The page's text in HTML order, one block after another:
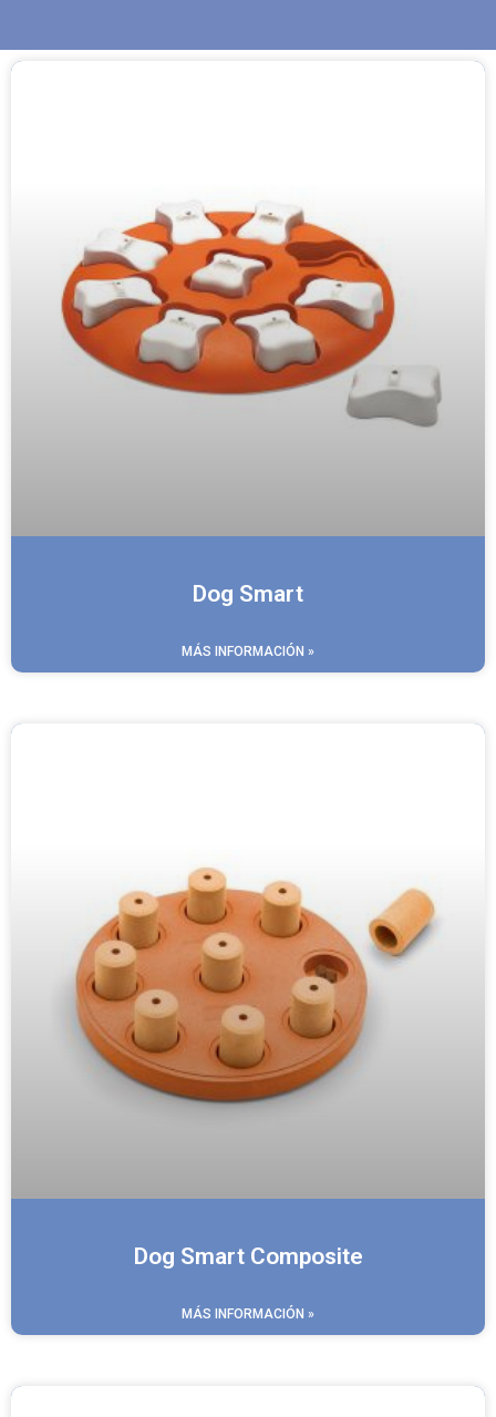
Dog Smart
MÁS INFORMACIÓN »
Dog Smart Composite
MÁS INFORMACIÓN »